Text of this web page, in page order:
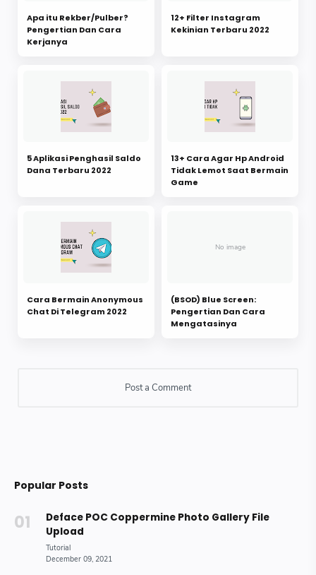
Apa itu Rekber/Pulber?
Pengertian Dan Cara
Kerjanya
12+ Filter Instagram
Kekinian Terbaru 2022
5 Aplikasi Penghasil Saldo
Dana Terbaru 2022
13+ Cara Agar Hp Android
Tidak Lemot Saat Bermain
Game
Cara Bermain Anonymous
Chat Di Telegram 2022
(BSOD) Blue Screen:
Pengertian Dan Cara
Mengatasinya
Popular Posts
Deface POC Coppermine Photo Gallery File
Upload